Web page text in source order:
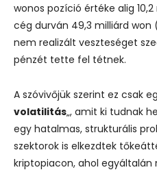
wonos pozíció értéke alig
cég durván 49,3 milliárd won
nem realizált veszteséget
pénzét tette fel tétnek.
A szóvivőjük szerint ez csak
volatilitás„, amit ki tudnak
egy hatalmas, strukturális
szektorok is elkezdtek
kriptopiacon, ahol egyáltalán